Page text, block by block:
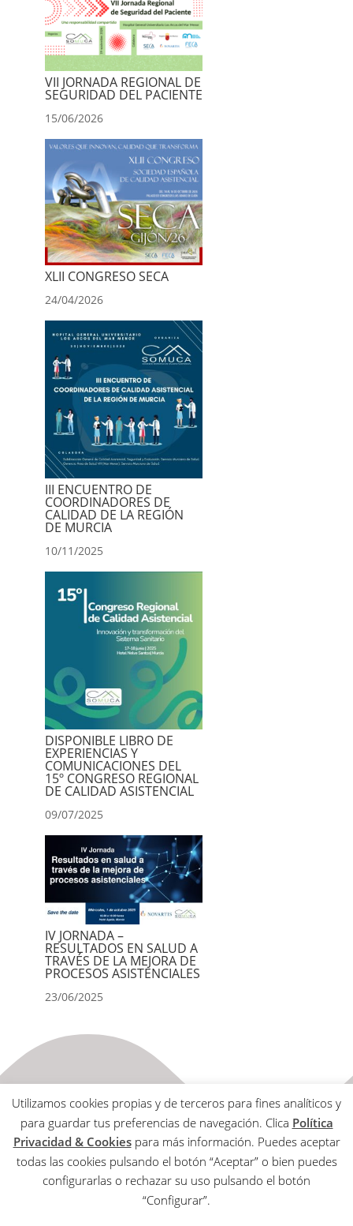
VII JORNADA REGIONAL DE
SEGURIDAD DEL PACIENTE
15/06/2026
XLII CONGRESO SECA
24/04/2026
III ENCUENTRO DE
COORDINADORES DE
CALIDAD DE LA REGIÓN
DE MURCIA
10/11/2025
DISPONIBLE LIBRO DE
EXPERIENCIAS Y
COMUNICACIONES DEL
15º CONGRESO REGIONAL
DE CALIDAD ASISTENCIAL
09/07/2025
IV JORNADA –
RESULTADOS EN SALUD A
TRAVÉS DE LA MEJORA DE
PROCESOS ASISTENCIALES
23/06/2025
Aviso Legal
Política de Privacidad & Cookies
Utilizamos cookies propias y de terceros para fines analíticos y
para guardar tus preferencias de navegación. Clica Política
Privacidad & Cookiespara más información. Puedes aceptar
todas las cookies pulsando el botón “Aceptar” o bien puedes
configurarlas o rechazar su uso pulsando el botón
“Configurar”.